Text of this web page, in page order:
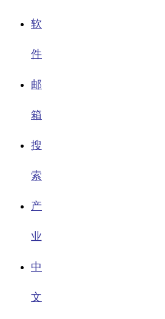
软
件
邮
箱
搜
索
产
业
中
文